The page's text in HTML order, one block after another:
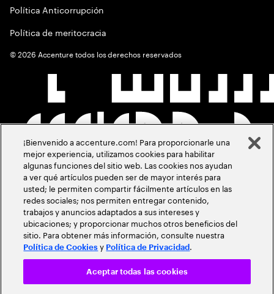
Política Anticorrupción
Política de meritocracia
©2026 Accenture todos los derechos reservados
¡Bienvenido a accenture.com! Para proporcionarle una
mejor experiencia, utilizamos cookies para habilitar
algunas funciones del sitio web. Las cookies nos ayudan
a ver qué artículos pueden ser de mayor interés para
usted; le permiten compartir fácilmente artículos en las
redes sociales; nos permiten entregar contenido,
trabajos y anuncios adaptados a sus intereses y
ubicaciones; y proporcionar muchos otros beneficios del
sitio. Para obtener más información, consulte nuestra
Política de Cookies y Política de Privacidad .
Aceptar todas las cookies